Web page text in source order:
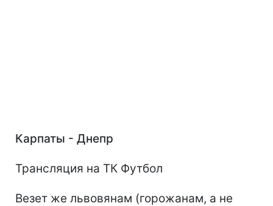
Карпаты - Днепр
Трансляция на ТК Футбол
Везет же львовянам (горожанам, а не